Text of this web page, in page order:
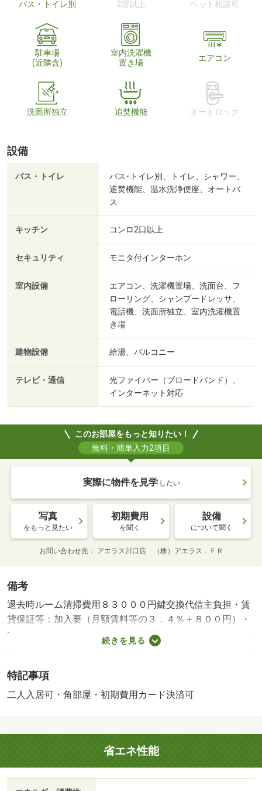
バス・トイレ別 2階以上 ペット相談可
駐車場
(近隣含)
室内洗濯機
置き場
エアコン
洗面所独立 追焚機能 オートロック
設備
バス・トイレ
バス･トイレ別、トイレ、シャワー、
追焚機能、温水洗浄便座、オートバ
ス
キッチン コンロ2口以上
セキュリティ モニタ付インターホン
室内設備
エアコン、洗濯機置場、洗面台、フ
ローリング、シャンプードレッサ、
電話機、洗面所独立、室内洗濯機置
き場
建物設備 給湯、バルコニー
テレビ・通信
光ファイバー（ブロードバンド）、
インターネット対応
このお部屋をもっと知りたい！
無料・簡単入力2項目
実際に物件を見学 したい
写真
をもっと見たい
初期費用
を聞く
設備
について聞く
お問い合わせ先 アエラス川口店 （株）アエラス．ＦＲ
備考
退去時ルーム清掃費用８３０００円鍵交換代借主負担・賃
貸保証等：加入要（月額賃料等の３．４％＋８００円）・
オンラインで申込から契約手続き、ＬＩＮＥでのご相談も
可能です／当物件は初期費用分割払い可（クレジットカー
ンライン等）で物件をご提案いたします/室内清掃費
用 99000円
続きを見る
特記事項
二人入居可・角部屋・初期費用カード決済可
省エネ性能